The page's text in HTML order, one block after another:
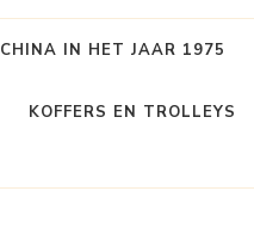
CHINA IN HET JAAR 1975
KOFFERS EN TROLLEYS